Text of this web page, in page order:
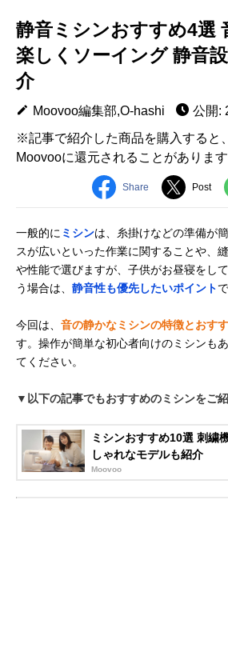
静音ミシンおすすめ4選
楽しくソーイング 静音
介
Moovoo編集部,O-hashi
公開:
※記事で紹介した商品を購入すると
Moovooに還元されることがあります
Share Post
一般的に ミシンは、糸掛けなどの準備が
スが広いといった作業に関することや、
や性能で選びますが、子供がお昼寝をし
う場合は、 静音性も優先したいポイント
今回は、 音の静かなミシンの特徴とおす
す。操作が簡単な初心者向けのミシンも
てください。
▼以下の記事でもおすすめのミシンをご紹
ミシンおすすめ10選 刺繍
しゃれなモデルも紹介
Moovoo